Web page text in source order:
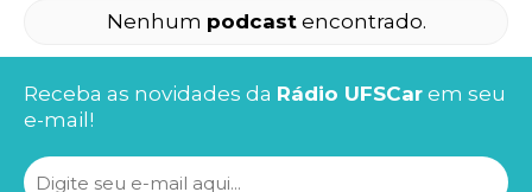
Nenhum podcastencontrado.
Receba as novidades da Rádio UFSCar em seu
e-mail!